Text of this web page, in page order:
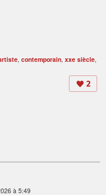
, contemporain, xxe siècle,
2
à 5:49